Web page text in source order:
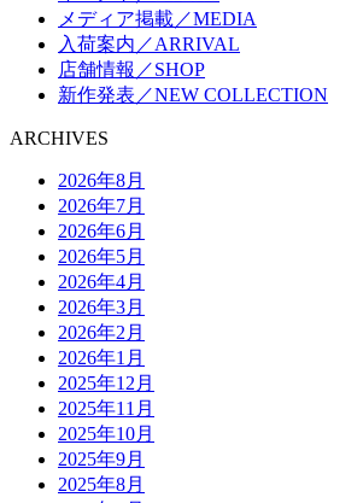
メディア掲載／MEDIA
入荷案内／ARRIVAL
店舗情報／SHOP
新作発表／NEW COLLECTION
ARCHIVES
2026年8月
2026年7月
2026年6月
2026年5月
2026年4月
2026年3月
2026年2月
2026年1月
2025年12月
2025年11月
2025年10月
2025年9月
2025年8月